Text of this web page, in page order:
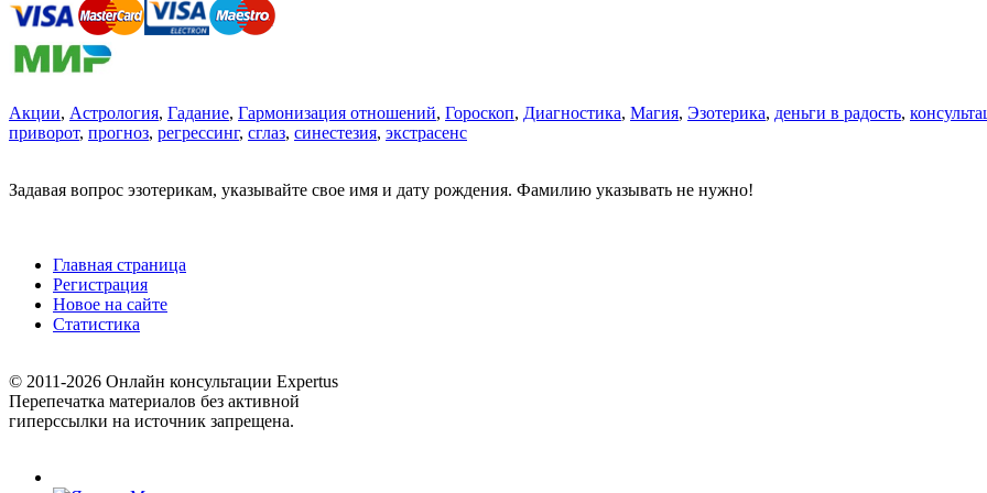
Акции, Астрология, Гадание, Гармонизация отношений, Гороскоп, Диагностика, Магия, Эзотерика, деньги в радость,
приворот, прогноз, регрессинг, сглаз, синестезия, экстрасенс
Задавая вопрос эзотерикам, указывайте свое имя и дату рождения. Фамилию указывать не нужно!
Главная страница
Регистрация
Новое на сайте
Статистика
© 2011-2026 Онлайн консультации Expertus
Перепечатка материалов без активной
гиперссылки на источник запрещена.